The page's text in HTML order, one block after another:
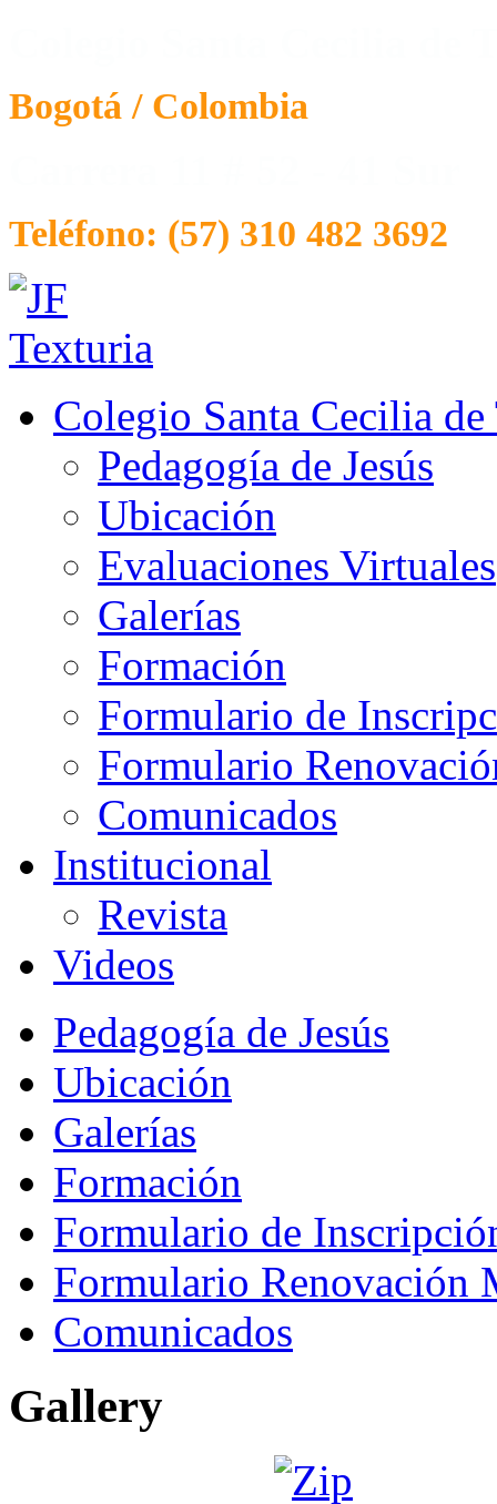
Bogotá / Colombia
Teléfono: (57) 310 482 3692
Colegio Santa Cecilia
Pedagogía de Jesús
Ubicación
Evaluaciones Virtuales
Galerías
Formación
Formulario de
Formulario
Comunicados
Institucional
Revista
Videos
Pedagogía de Jesús
Ubicación
Galerías
Formación
Formulario de
Formulario Renovación
Comunicados
Gallery